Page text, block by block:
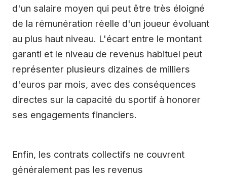
d'un salaire moyen qui peut être très éloigné
de la rémunération réelle d'un joueur évoluant
au plus haut niveau. L'écart entre le montant
garanti et le niveau de revenus habituel peut
représenter plusieurs dizaines de milliers
d'euros par mois, avec des conséquences
directes sur la capacité du sportif à honorer
ses engagements financiers.
Enfin, les contrats collectifs ne couvrent
généralement pas les revenus